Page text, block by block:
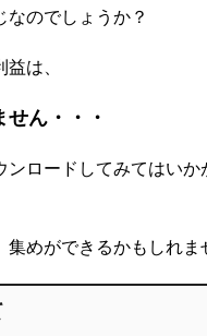
なのでしょうか？
は、
ん・・・
ンロードしてみてはいか
集めができるかもしれま